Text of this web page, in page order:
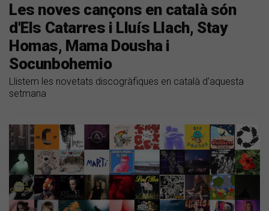
Les noves cançons en català són
d'Els Catarres i Lluís Llach, Stay
Homas, Mama Dousha i
Socunbohemio
Llistem les novetats discogràfiques en català d'aquesta
setmana